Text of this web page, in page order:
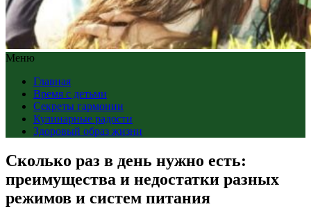
Меню
Главная
Время с детьми
Секреты гармонии
Кулинарные радости
Здоровый образ жизни
Сколько раз в день нужно есть:
преимущества и недостатки разных
режимов и систем питания